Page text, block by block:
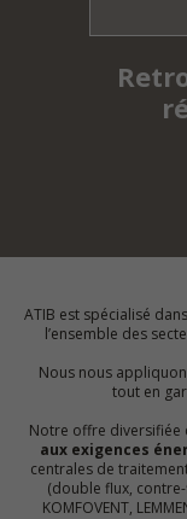
ATIB est spécialisé
l’ensemble des
Nous nous
tout en
Notre offre diversifiée
aux exigences
centrales de
(double flux,
KOMFOVENT,